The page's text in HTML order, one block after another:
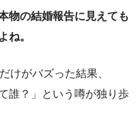
物の結婚報告に見えても
ね。
けがバズった結果、
誰？」という噂が独り歩